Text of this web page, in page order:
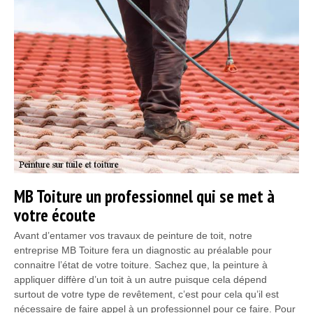
MB Toiture un professionnel qui se met à
votre écoute
Avant d’entamer vos travaux de peinture de toit, notre
entreprise MB Toiture fera un diagnostic au préalable pour
connaitre l’état de votre toiture. Sachez que, la peinture à
appliquer diffère d’un toit à un autre puisque cela dépend
surtout de votre type de revêtement, c’est pour cela qu’il est
nécessaire de faire appel à un professionnel pour ce faire. Pour